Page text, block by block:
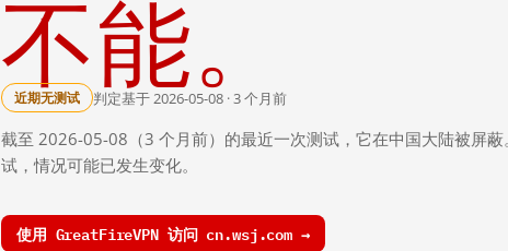
不能。
近期无测试 判定基于 2026-05-08 · 3 个月前
截至 2026-05-08（3 个月前）的最近一次测试，它在中国大陆被屏蔽
试，情况可能已发生变化。
使用 GreatFireVPN 访问 cn.wsj.com →